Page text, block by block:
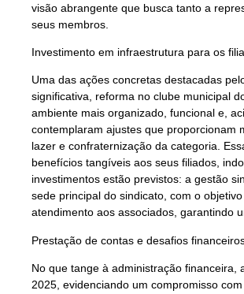
visão abrangente que busca tanto a
seus membros.
Investimento em infraestrutura para os
Uma das ações concretas destacadas
significativa, reforma no clube municipal
ambiente mais organizado, funcional e,
contemplaram ajustes que proporcionam
lazer e confraternização da categoria.
benefícios tangíveis aos seus filiados,
investimentos estão previstos: a gestão
sede principal do sindicato, com o
atendimento aos associados, garantindo
Prestação de contas e desafios
No que tange à administração
2025, evidenciando um compromisso